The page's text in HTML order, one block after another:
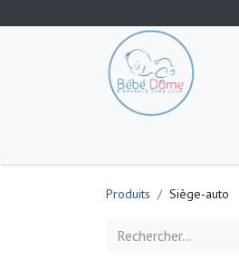
Produits Siège-auto